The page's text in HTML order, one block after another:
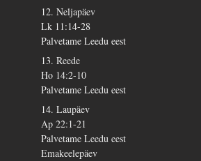
12. Neljapäev
Lk 11:14-28
Palvetame Leedu eest
13. Reede
Ho 14:2-10
Palvetame Leedu eest
14. Laupäev
Ap 22:1-21
Palvetame Leedu eest
Emakeelepäev